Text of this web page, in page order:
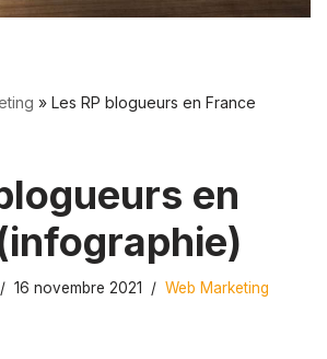
» Les RP blogueurs en France
en
16 novembre 2021 Web Marketing